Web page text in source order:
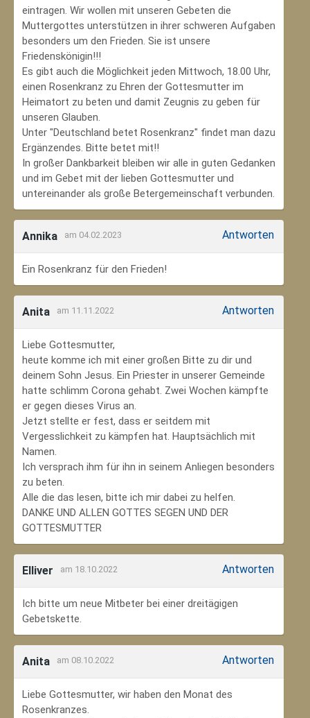
eintragen. Wir wollen mit unseren Gebeten die
Muttergottes unterstützen in ihrer schweren Aufgaben
besonders um den Frieden. Sie ist unsere
Friedenskönigin!!!
Es gibt auch die Möglichkeit jeden Mittwoch, 18.00 Uhr,
einen Rosenkranz zu Ehren der Gottesmutter im
Heimatort zu beten und damit Zeugnis zu geben für
unseren Glauben.
Unter "Deutschland betet Rosenkranz" findet man dazu
Ergänzendes. Bitte betet mit!!
In großer Dankbarkeit bleiben wir alle in guten Gedanken
und im Gebet mit der lieben Gottesmutter und
untereinander als große Betergemeinschaft verbunden.
Annika am 04.02.2023 Antworten
Ein Rosenkranz für den Frieden!
Anita am 11.11.2022 Antworten
Liebe Gottesmutter,
heute komme ich mit einer großen Bitte zu dir und
deinem Sohn Jesus. Ein Priester in unserer Gemeinde
hatte schlimm Corona gehabt. Zwei Wochen kämpfte
er gegen dieses Virus an.
Jetzt stellte er fest, dass er seitdem mit
Vergesslichkeit zu kämpfen hat. Hauptsächlich mit
Namen.
Ich versprach ihm für ihn in seinem Anliegen besonders
zu beten.
Alle die das lesen, bitte ich mir dabei zu helfen.
DANKE UND ALLEN GOTTES SEGEN UND DER
GOTTESMUTTER
Elliver am 18.10.2022 Antworten
Ich bitte um neue Mitbeter bei einer dreitägigen
Gebetskette.
Anita am 08.10.2022 Antworten
Liebe Gottesmutter, wir haben den Monat des
Rosenkranzes.